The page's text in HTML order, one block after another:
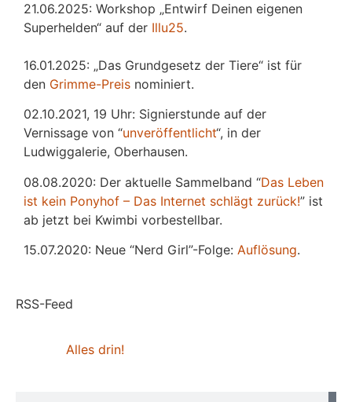
21.06.2025: Workshop „Entwirf Deinen eigenen
Superhelden“ auf der Illu25.
16.01.2025: „Das Grundgesetz der Tiere“ ist für
den Grimme-Preis nominiert.
02.10.2021, 19 Uhr: Signierstunde auf der
Vernissage von “unveröffentlicht“, in der
Ludwiggalerie, Oberhausen.
08.08.2020: Der aktuelle Sammelband “Das Leben
ist kein Ponyhof – Das Internet schlägt zurück!” ist
ab jetzt bei Kwimbi vorbestellbar.
15.07.2020: Neue “Nerd Girl”-Folge: Auflösung.
RSS-Feed
Alles drin!